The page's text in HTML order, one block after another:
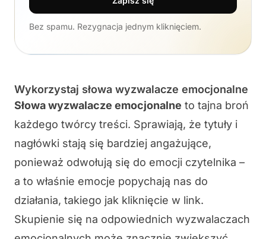
Bez spamu. Rezygnacja jednym kliknięciem.
Wykorzystaj słowa wyzwalacze emocjonalne
Słowa wyzwalacze emocjonalne to tajna broń
każdego twórcy treści. Sprawiają, że tytuły i
nagłówki stają się bardziej angażujące,
ponieważ odwołują się do emocji czytelnika –
a to właśnie emocje popychają nas do
działania, takiego jak kliknięcie w link.
Skupienie się na odpowiednich wyzwalaczach